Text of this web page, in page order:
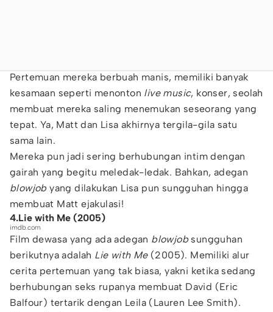
Pertemuan mereka berbuah manis, memiliki banyak
kesamaan seperti menonton live music, konser, seolah
membuat mereka saling menemukan seseorang yang
tepat. Ya, Matt dan Lisa akhirnya tergila-gila satu
sama lain.
Mereka pun jadi sering berhubungan intim dengan
gairah yang begitu meledak-ledak. Bahkan, adegan
blowjobyang dilakukan Lisa pun sungguhan hingga
membuat Matt ejakulasi!
4.Lie with Me (2005)
imdb.com
Film dewasa yang ada adegan blowjobsungguhan
berikutnya adalah Lie with Me(2005). Memiliki alur
cerita pertemuan yang tak biasa, yakni ketika sedang
berhubungan seks rupanya membuat David (Eric
Balfour) tertarik dengan Leila (Lauren Lee Smith).